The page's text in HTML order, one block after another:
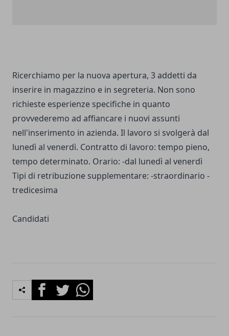
Ricerchiamo per la nuova apertura, 3 addetti da
inserire in magazzino e in segreteria. Non sono
richieste esperienze specifiche in quanto
provvederemo ad affiancare i nuovi assunti
nell'inserimento in azienda. Il lavoro si svolgerà dal
lunedì al venerdì. Contratto di lavoro: tempo pieno,
tempo determinato. Orario: -dal lunedì al venerdì
Tipi di retribuzione supplementare: -straordinario -
tredicesima
Candidati
FacebookTwitterWhatsapp